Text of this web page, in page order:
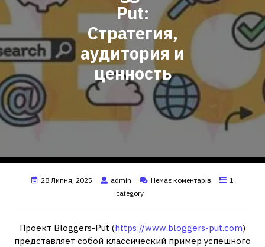
Put:
Стратегия,
аудитория и
ценность
28 Липня, 2025 admin Немає коментарів
1
category
Проект Bloggers-Put (https://www.bloggers-put.com)
представляет собой классический пример успешного